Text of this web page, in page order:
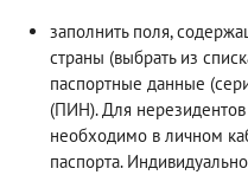
заполнить поля,
страны (выбрать из
паспортные данные
(ПИН). Для
необходимо в личном
паспорта.